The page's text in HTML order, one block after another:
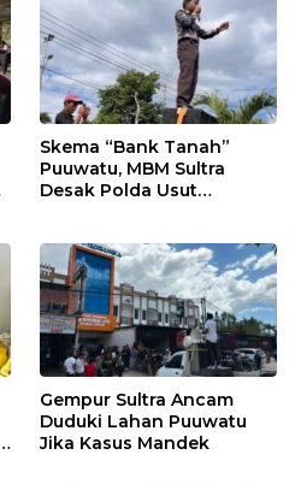
Skema “Bank Tanah”
Puuwatu, MBM Sultra
Desak Polda Usut
Gempur Sultra Ancam
Duduki Lahan Puuwatu
Jika Kasus Mandek